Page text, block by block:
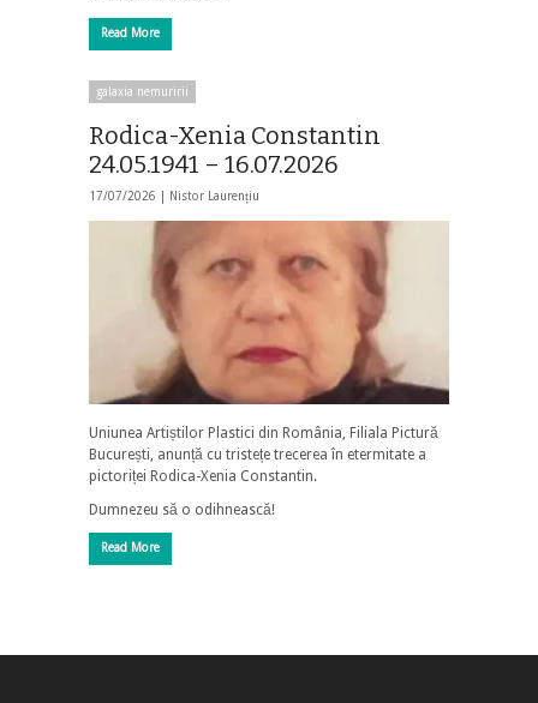
Read More
galaxia nemuririi
Rodica-Xenia Constantin
24.05.1941 – 16.07.2026
17/07/2026 | Nistor Laurențiu
Uniunea Artiștilor Plastici din România, Filiala Pictură
București, anunță cu tristețe trecerea în etermitate a
pictoriței Rodica-Xenia Constantin.
Dumnezeu să o odihnească!
Read More